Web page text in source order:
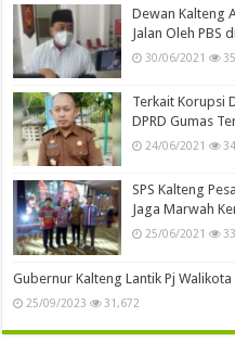
Dewan Kalteng
Jalan Oleh PBS
30/06/2021
Terkait Korupsi
DPRD Gumas
24/06/2021
SPS Kalteng
Jaga Marwah
25/06/2021
Gubernur Kalteng Lantik Pj
25/09/2023 31,672